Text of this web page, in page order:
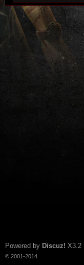
Powered by Discuz! X3.2
© 2001-2014